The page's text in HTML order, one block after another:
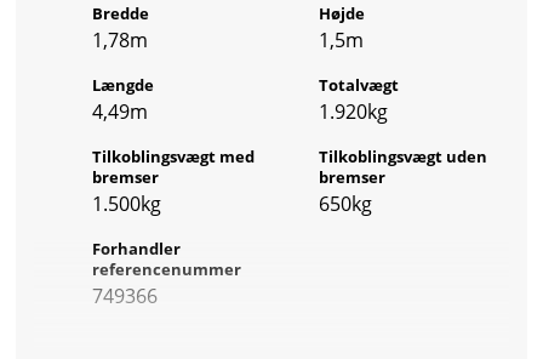
Bredde
1,78m
Højde
1,5m
Længde
4,49m
Totalvægt
1.920kg
Tilkoblingsvægt med
bremser
1.500kg
Tilkoblingsvægt uden
bremser
650kg
Forhandler
referencenummer
749366